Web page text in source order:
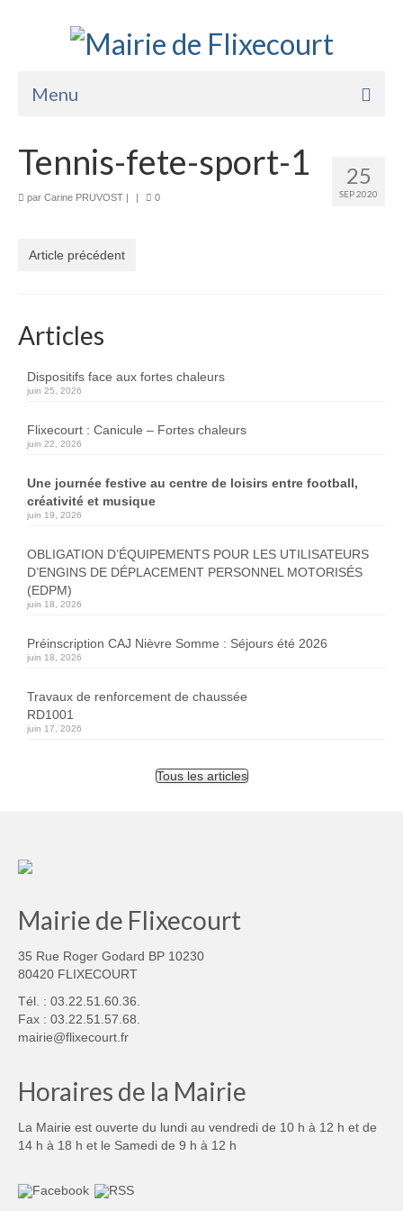
Menu
La Mairie
Services
Sports Loisirs et Culture
25
SEP 2020
Tennis-fete-sport-1
par Carine PRUVOST | | 0
Article précédent
Articles
Dispositifs face aux fortes chaleurs
juin 25, 2026
Flixecourt : Canicule – Fortes chaleurs
juin 22, 2026
Une journée festive au centre de loisirs entre football,
créativité et musique
juin 19, 2026
OBLIGATION D’ÉQUIPEMENTS POUR LES UTILISATEURS
D’ENGINS DE DÉPLACEMENT PERSONNEL MOTORISÉS
(EDPM)
juin 18, 2026
Préinscription CAJ Nièvre Somme : Séjours été 2026
juin 18, 2026
Travaux de renforcement de chaussée
RD1001
juin 17, 2026
Tous les articles
Mairie de Flixecourt
35 Rue Roger Godard BP 10230
80420 FLIXECOURT
Tél. : 03.22.51.60.36.
Fax : 03.22.51.57.68.
mairie@flixecourt.fr
Horaires de la Mairie
La Mairie est ouverte du lundi au vendredi de 10 h à 12 h et de
14 h à 18 h et le Samedi de 9 h à 12 h